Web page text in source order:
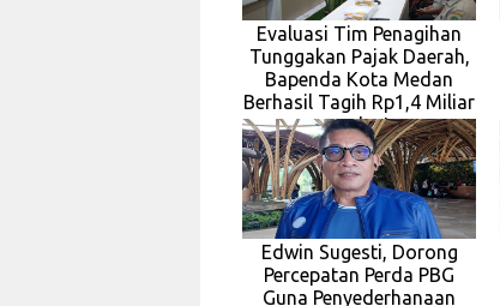
Evaluasi Tim Penagihan
Tunggakan Pajak Daerah,
Bapenda Kota Medan
Berhasil Tagih Rp1,4 Miliar
pada J
Edwin Sugesti, Dorong
Percepatan Perda PBG
Guna Penyederhanaan